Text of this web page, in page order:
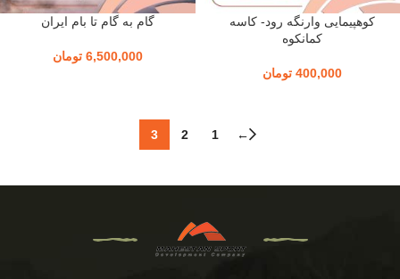
کوهپیمایی وارنگه رود- کاسه
کمانکوه
400,000 تومان
گام به گام تا بام ایران
6,500,000 تومان
←
1
2
3